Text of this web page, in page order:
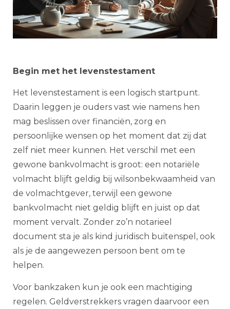
Begin met het levenstestament
Het levenstestament is een logisch startpunt.
Daarin leggen je ouders vast wie namens hen
mag beslissen over financiën, zorg en
persoonlijke wensen op het moment dat zij dat
zelf niet meer kunnen. Het verschil met een
gewone bankvolmacht is groot: een notariële
volmacht blijft geldig bij wilsonbekwaamheid van
de volmachtgever, terwijl een gewone
bankvolmacht niet geldig blijft en juist op dat
moment vervalt. Zonder zo’n notarieel
document sta je als kind juridisch buitenspel, ook
als je de aangewezen persoon bent om te
helpen.
Voor bankzaken kun je ook een machtiging
regelen. Geldverstrekkers vragen daarvoor een